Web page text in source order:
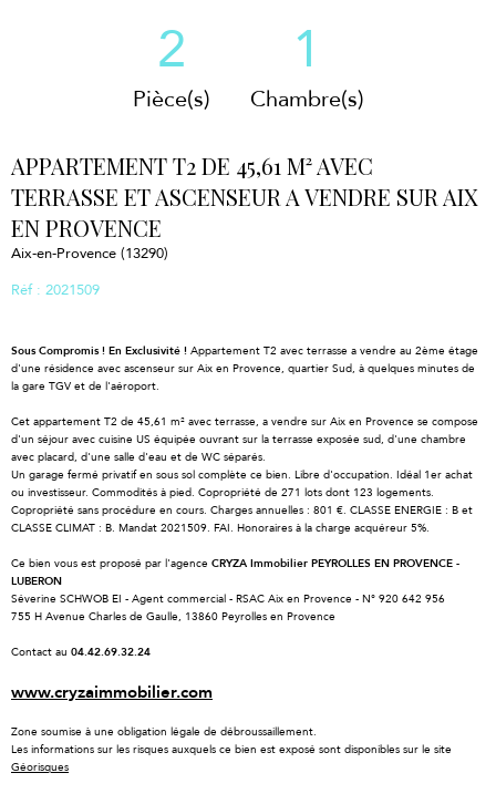
2
Pièce(s)
1
Chambre(s)
APPARTEMENT T2 DE 45,61 M² AVEC
TERRASSE ET ASCENSEUR A VENDRE SUR AIX
EN PROVENCE
Aix-en-Provence (13290)
Réf : 2021509
Sous Compromis ! En Exclusivité ! Appartement T2 avec terrasse a vendre au 2ème étage
d'une résidence avec ascenseur sur Aix en Provence, quartier Sud, à quelques minutes de
la gare TGV et de l'aéroport.
Cet appartement T2 de 45,61 m² avec terrasse, a vendre sur Aix en Provence se compose
d'un séjour avec cuisine US équipée ouvrant sur la terrasse exposée sud, d'une chambre
avec placard, d'une salle d'eau et de WC séparés.
Un garage fermé privatif en sous sol complète ce bien. Libre d'occupation. Idéal 1er achat
ou investisseur. Commodités à pied. Copropriété de 271 lots dont 123 logements.
Copropriété sans procédure en cours. Charges annuelles : 801 €. CLASSE ENERGIE : B et
CLASSE CLIMAT : B. Mandat 2021509. FAI. Honoraires à la charge acquéreur 5%.
Ce bien vous est proposé par l'agence CRYZA Immobilier PEYROLLES EN PROVENCE -
LUBERON
Séverine SCHWOB EI - Agent commercial - RSAC Aix en Provence - N° 920 642 956
755 H Avenue Charles de Gaulle, 13860 Peyrolles en Provence
Contact au 04.42.69.32.24
www.cryzaimmobilier.com
Zone soumise à une obligation légale de débroussaillement.
Les informations sur les risques auxquels ce bien est exposé sont disponibles sur le site
Géorisques